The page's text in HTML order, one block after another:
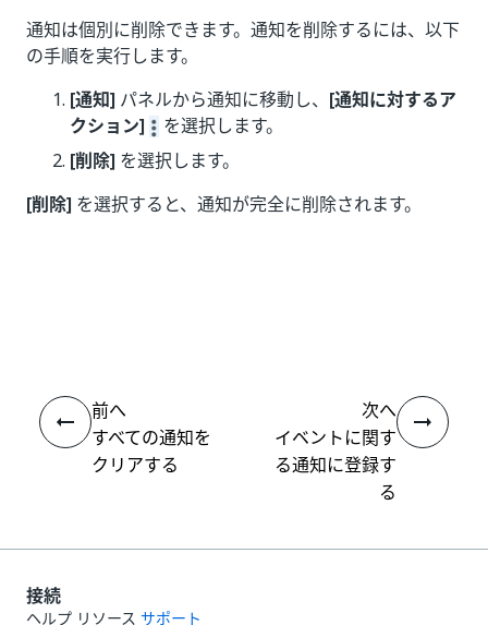
通知は個別に削除できます。通知を削除するには、以下
の手順を実行します。
[通知] パネルから通知に移動し、 [通知に対するア
クション]
を選択します。
[削除] を選択します。
[削除] を選択すると、通知が完全に削除されます。
前へ
すべての通知を
クリアする
次へ
イベントに関す
る通知に登録す
る
接続
ヘルプ リソース サポート